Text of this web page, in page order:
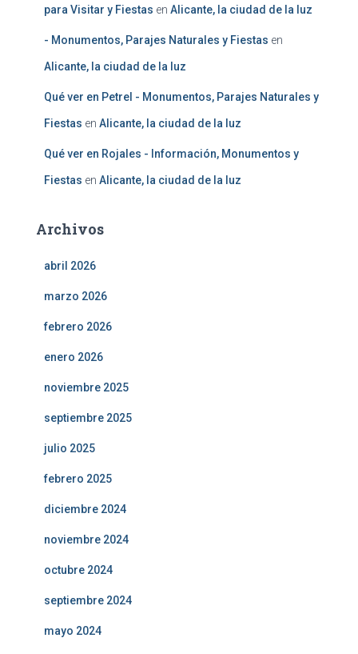
para Visitar y Fiestas en Alicante, la ciudad de la luz
- Monumentos, Parajes Naturales y Fiestas en
Alicante, la ciudad de la luz
Qué ver en Petrel - Monumentos, Parajes Naturales y
Fiestas en Alicante, la ciudad de la luz
Qué ver en Rojales - Información, Monumentos y
Fiestas en Alicante, la ciudad de la luz
Archivos
abril 2026
marzo 2026
febrero 2026
enero 2026
noviembre 2025
septiembre 2025
julio 2025
febrero 2025
diciembre 2024
noviembre 2024
octubre 2024
septiembre 2024
mayo 2024